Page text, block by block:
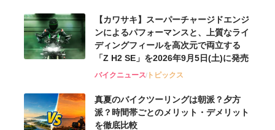
【カワサキ】スーパーチャージドエンジ
ンによるパフォーマンスと、上質なライ
ディングフィールを高次元で両立する
「Z H2 SE」を2026年9月5日(土)に発売
バイクニューストピックス
真夏のバイクツーリングは朝派？夕方
派？時間帯ごとのメリット・デメリット
を徹底比較